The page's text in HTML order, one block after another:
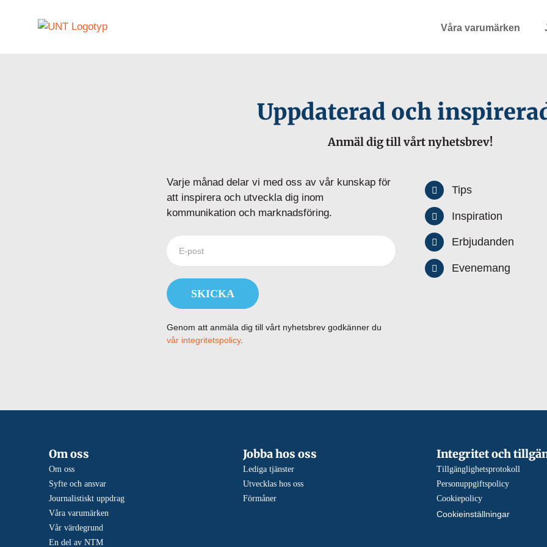
Våra varumärken
Uppdaterad och
Anmäl dig till vårt nyhetsbrev!
Varje månad delar vi med oss av vår kunskap för
att inspirera och utveckla dig inom
kommunikation och marknadsföring.
SKICKA
Genom att anmäla dig till vårt nyhetsbrev godkänner du
vår integritetspolicy.
Tips
Inspiration
Erbjudanden
Evenemang
Om oss
Om oss
Syfte och ansvar
Journalistiskt uppdrag
Våra varumärken
Vår värdegrund
En del av NTM
Jobba hos oss
Lediga tjänster
Utvecklas hos oss
Förmåner
Integritet och
Tillgänglighetsprotokoll
Personuppgiftspolicy
Cookiepolicy
Cookieinställningar